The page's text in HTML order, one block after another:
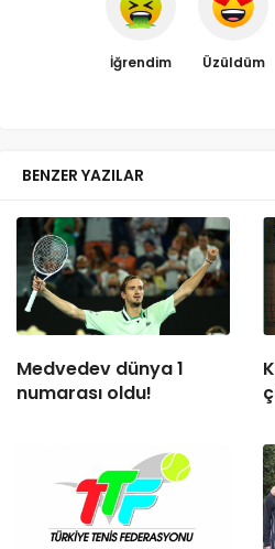
İğrendim Üzüldüm
BENZER YAZILAR
Medvedev dünya 1
numarası oldu!